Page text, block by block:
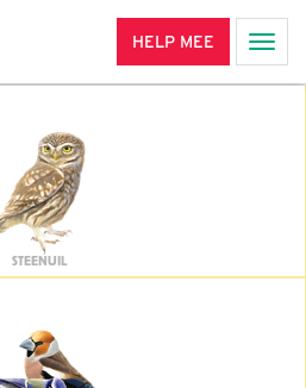
HELP MEE
STEENUIL